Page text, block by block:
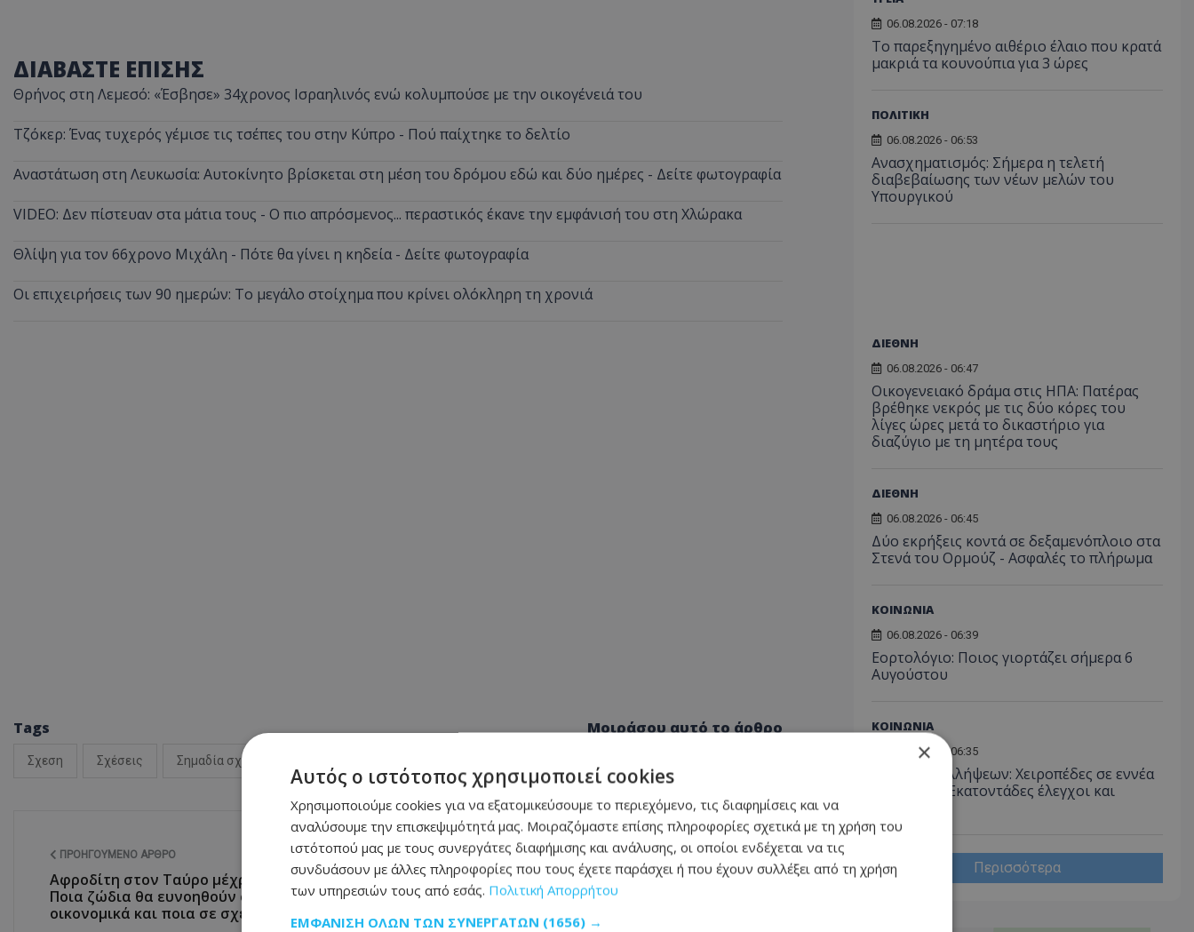
ΔΙΑΒΑΣΤΕ ΕΠΙΣΗΣ
Θρήνος στη Λεμεσό: «Έσβησε» 34χρονος Ισραηλινός ενώ κολυμπούσε με την οικογένειά του
Τζόκερ: Ένας τυχερός γέμισε τις τσέπες του στην Κύπρο - Πού παίχτηκε το δελτίο
Αναστάτωση στη Λευκωσία: Αυτοκίνητο βρίσκεται στη μέση του δρόμου εδώ και δύο ημέρες - Δείτε φωτογραφία
VIDEO: Δεν πίστευαν στα μάτια τους - Ο πιο απρόσμενος... περαστικός έκανε την εμφάνισή του στη Χλώρακα
Θλίψη για τον 66χρονο Μιχάλη - Πότε θα γίνει η κηδεία - Δείτε φωτογραφία
Οι επιχειρήσεις των 90 ημερών: Το μεγάλο στοίχημα που κρίνει ολόκληρη τη χρονιά
Tags
Σχεση Σχέσεις Σημαδία σχέση
Μοιράσου αυτό το άρθρο
ΠΡΟΗΓΟΎΜΕΝΟ ΆΡΘΡΟ
Αφροδίτη στον Ταύρο μέχρι τις 24/04:
Ποια ζώδια θα ευνοηθούν στα
οικονομικά και ποια σε σχέσεις
ΕΠΌΜΕΝΟ ΆΡΘΡΟ
Ιστορική ημέρα για τη Λάρνακα – Σε
τροχιά υλοποίησης η πρώτη δημόσια
πανεπιστημιακή σχολή
06.08.2026 - 07:18
Το παρεξηγημένο αιθέριο έλαιο που κρατά
μακριά τα κουνούπια για 3 ώρες
ΠΟΛΙΤΙΚΗ
06.08.2026 - 06:53
Ανασχηματισμός: Σήμερα η τελετή
διαβεβαίωσης των νέων μελών του
Υπουργικού
ΔΙΕΘΝΗ
06.08.2026 - 06:47
Οικογενειακό δράμα στις ΗΠΑ: Πατέρας
βρέθηκε νεκρός με τις δύο κόρες του
λίγες ώρες μετά το δικαστήριο για
διαζύγιο με τη μητέρα τους
ΔΙΕΘΝΗ
06.08.2026 - 06:45
Δύο εκρήξεις κοντά σε δεξαμενόπλοιο στα
Στενά του Ορμούζ - Ασφαλές το πλήρωμα
ΚΟΙΝΩΝΙΑ
06.08.2026 - 06:39
Εορτολόγιο: Ποιος γιορτάζει σήμερα 6
Αυγούστου
ΚΟΙΝΩΝΙΑ
06.08.2026 - 06:35
Μπαράζ συλλήψεων: Χειροπέδες σε εννέα
πρόσωπα - Εκατοντάδες έλεγχοι και
Περισσότερα
×
Αυτός ο ιστότοπος χρησιμοποιεί cookies
Χρησιμοποιούμε cookies για να εξατομικεύσουμε το περιεχόμενο, τις διαφημίσεις και να
αναλύσουμε την επισκεψιμότητά μας. Μοιραζόμαστε επίσης πληροφορίες σχετικά με τη χρήση του
ιστότοπού μας με τους συνεργάτες διαφήμισης και ανάλυσης, οι οποίοι ενδέχεται να τις
συνδυάσουν με άλλες πληροφορίες που τους έχετε παράσχει ή που έχουν συλλέξει από τη χρήση
των υπηρεσιών τους από εσάς. Πολιτική Απορρήτου
ΕΜΦΆΝΙΣΗ ΌΛΩΝ ΤΩΝ ΣΥΝΕΡΓΑΤΏΝ (1656) →